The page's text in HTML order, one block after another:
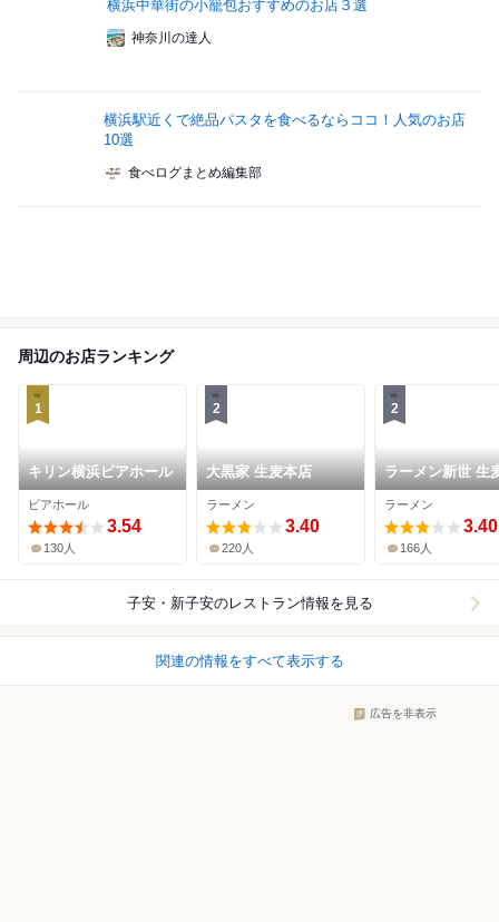
横浜中華街の小籠包おすすめのお店３選
神奈川の達人
横浜駅近くで絶品パスタを食べるならココ！人気のお店
10選
食べログまとめ編集部
周辺のお店ランキング
1
キリン横浜ビアホール
ビアホール
3.54
130人
2
大黒家 生麦本店
ラーメン
3.40
220人
2
ラーメン新世 生
ラーメン
3.40
166人
子安・新子安のレストラン情報を見る
関連の情報をすべて表示する
広告を非表示